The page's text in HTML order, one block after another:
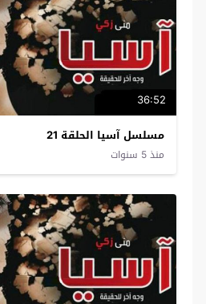
36:52
مسلسل آسيا الحلقة 21
منذ 5 سنوات